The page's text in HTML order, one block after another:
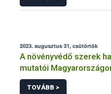
2023. augusztus 31, csütörtök
A növényvédő szerek
mutatói
TOVÁBB >